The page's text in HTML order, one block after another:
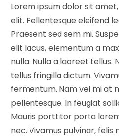
Lorem ipsum dolor sit
elit. Pellentesque eleifend
Praesent sed sem mi.
elit lacus, elementum a
nulla. Nulla a laoreet tellus.
tellus fringilla dictum.
fermentum. Nam vel mi at
pellentesque. In feugiat
Mauris porttitor porta
nec. Vivamus pulvinar,